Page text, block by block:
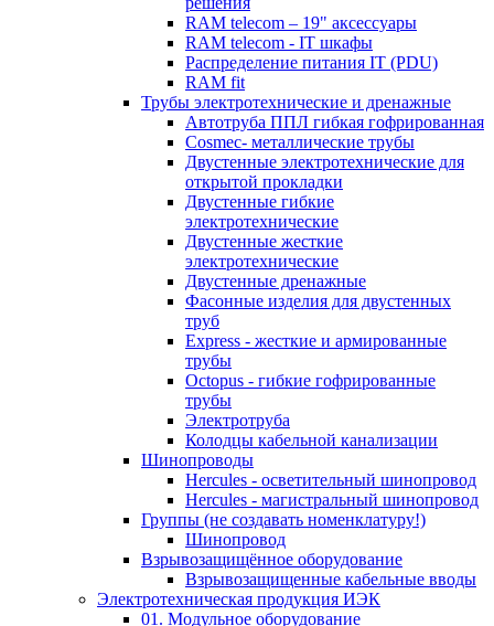
RAM telecom – 19" аксессуары
RAM telecom - IT шкафы
Распределение питания IT (PDU)
RAM fit
Трубы электротехнические и дренажные
Автотруба ППЛ гибкая гофрированная
Cosmec- металлические трубы
Двустенные электротехнические для
открытой прокладки
Двустенные гибкие
электротехнические
Двустенные жесткие
электротехнические
Двустенные дренажные
Фасонные изделия для двустенных
труб
Express - жесткие и армированные
трубы
Octopus - гибкие гофрированные
трубы
Электротруба
Колодцы кабельной канализации
Шинопроводы
Hercules - осветительный шинопровод
Hercules - магистральный шинопровод
Группы (не создавать номенклатуру!)
Шинопровод
Взрывозащищённое оборудование
Взрывозащищенные кабельные вводы
Электротехническая продукция ИЭК
01. Модульное оборудование